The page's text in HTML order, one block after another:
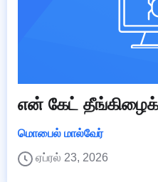
என் கேட்
மொபைல் மால்வேர்
ஏப்ரல் 23, 2026